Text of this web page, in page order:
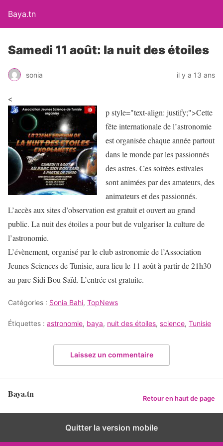
Baya.tn
Samedi 11 août: la nuit des étoiles
sonia il y a 13 ans
<
p style="text-align: justify;">Cette
fête internationale de l’astronomie
est organisée chaque année partout
dans le monde par les passionnés
des astres. Ces soirées estivales
sont animées par des amateurs, des
animateurs et des passionnés.
L’accès aux sites d’observation est gratuit et ouvert au grand
public. La nuit des étoiles a pour but de vulgariser la culture de
l’astronomie.
L’évènement, organisé par le club astronomie de l’Association
Jeunes Sciences de Tunisie, aura lieu le 11 août à partir de 21h30
au parc Sidi Bou Saïd. L’entrée est gratuite.
Catégories : Sonia Bahi, TopNews
Étiquettes : astronomie, baya, nuit des étoiles, science, Tunisie
Laissez un commentaire
Baya.tn Retour en haut de page
Quitter la version mobile